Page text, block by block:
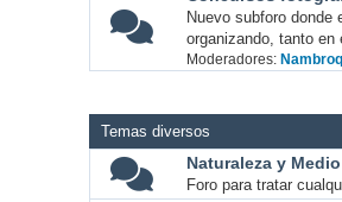
Nuevo subforo
organizando, tanto en
Moderadores:
Temas diversos
Naturaleza y
Foro para tratar